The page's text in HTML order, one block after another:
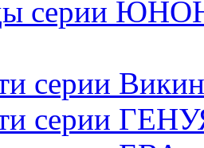
серии
серии
серии